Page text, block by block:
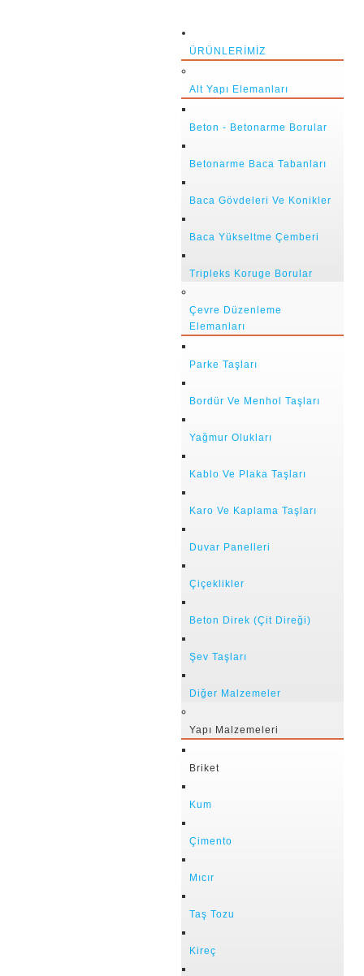
ÜRÜNLERIMIZ
Alt Yapı Elemanları
Beton - Betonarme Borular
Betonarme Baca Tabanları
Baca Gövdeleri Ve Konikler
Baca Yükseltme Çemberi
Tripleks Koruge Borular
Çevre Düzenleme
Elemanları
Parke Taşları
Bordür Ve Menhol Taşları
Yağmur Olukları
Kablo Ve Plaka Taşları
Karo Ve Kaplama Taşları
Duvar Panelleri
Çiçeklikler
Beton Direk (Çit Direği)
Şev Taşları
Diğer Malzemeler
Yapı Malzemeleri
Briket
Kum
Çimento
Mıcır
Taş Tozu
Kireç